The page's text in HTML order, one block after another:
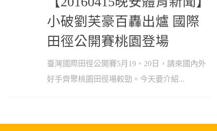
小破劉芙豪百轟出爐 國際
田徑公開賽桃園登場
臺灣國際田徑公開賽5月19、20日，請來國內外
好手齊聚桃園田徑場較勁。今天要介紹...